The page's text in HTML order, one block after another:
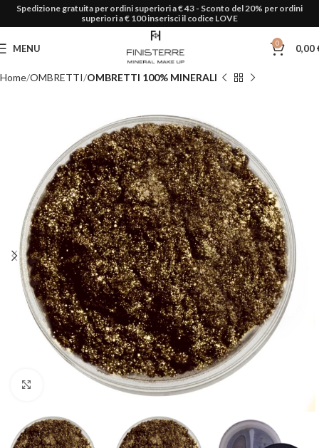
Spedizione gratuita per ordini superiori a € 43 - Sconto del 20% per ordini
superiori a € 100 inserisci il codice LOVE
MENU 0 0,00
Home OMBRETTI OMBRETTI 100% MINERALI
Click to enlarge